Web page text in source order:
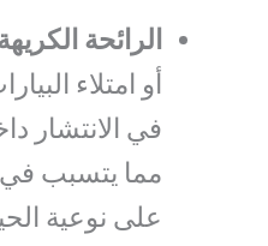
الرائحة
أو امتلاء
في الانتشار
مما يتسبب في
على نوعية